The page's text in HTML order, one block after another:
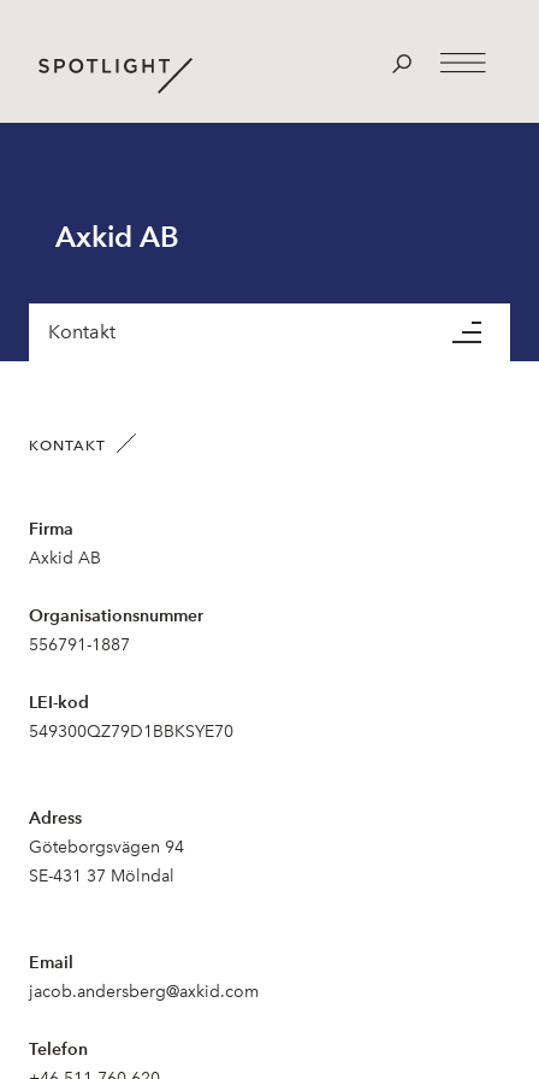
Axkid AB
Kontakt
KONTAKT
Firma
Axkid AB
Organisationsnummer
556791-1887
LEI-kod
549300QZ79D1BBKSYE70
Adress
Göteborgsvägen 94
SE-431 37 Mölndal
Email
jacob.andersberg@axkid.com
Telefon